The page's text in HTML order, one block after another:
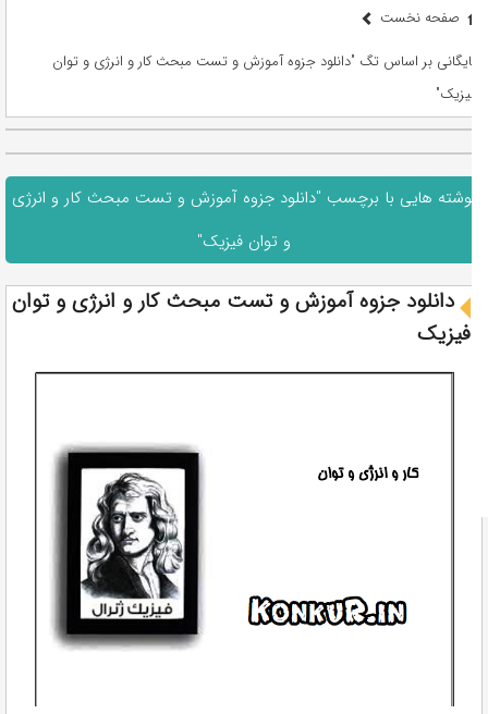
صفحه نخست
بایگانی بر اساس تگ "دانلود جزوه آموزش و تست مبحث کار و انرژی و توان
فیزیک"
نوشته هایی با برچسب "دانلود جزوه آموزش و تست مبحث کار و انرژی
و توان فیزیک"
دانلود جزوه آموزش و تست مبحث کار و انرژی و توان
فیزیک